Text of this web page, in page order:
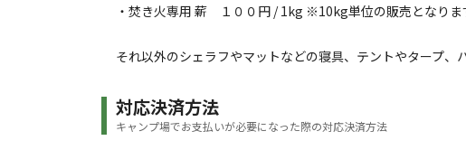
・焚き火専用 薪 １００円 / 1kg ※10kg単位の販売となりま
それ以外のシェラフやマットなどの寝具、テントやタープ
対応決済方法
キャンプ場でお支払いが必要になった際の対応決済方法